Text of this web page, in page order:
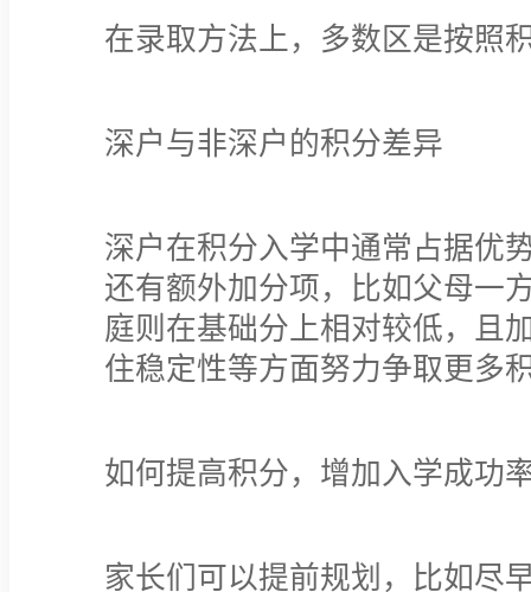
在录取方法上，多数区是按照
深户与非深户的积分差异
深户在积分入学中通常占据优
还有额外加分项，比如父母一
庭则在基础分上相对较低，且
住稳定性等方面努力争取更多
如何提高积分，增加入学成功
家长们可以提前规划，比如尽